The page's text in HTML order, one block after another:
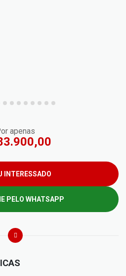
apenas
INTERESSADO
PELO WHATSAPP